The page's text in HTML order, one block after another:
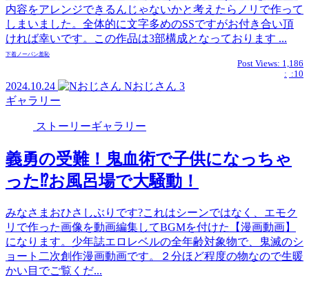
内容をアレンジできるんじゃないかと考えたらノリで作って
しまいました。全体的に文字多めのSSですがお付き合い頂
ければ幸いです。この作品は3部構成となっております ...
下着ノーパン羞恥
Post Views: 1,186
: :10
2024.10.24 Nおじさん 3
ギャラリー
ストーリーギャラリー
義勇の受難！鬼血術で子供になっちゃ
った⁉お風呂場で大騒動！
みなさまおひさしぶりです?これはシーンではなく、エモク
リで作った画像を動画編集してBGMを付けた【漫画動画】
になります。少年誌エロレベルの全年齢対象物で、鬼滅のシ
ョート二次創作漫画動画です。２分ほど程度の物なので生暖
かい目でご覧くだ...